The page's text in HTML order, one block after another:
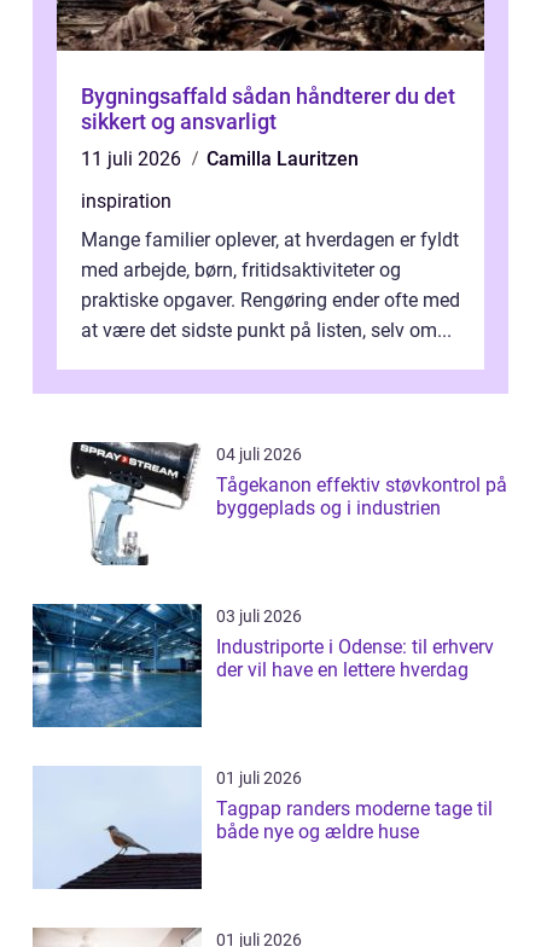
Bygningsaffald sådan håndterer du det
sikkert og ansvarligt
11 juli 2026
Camilla Lauritzen
inspiration
Mange familier oplever, at hverdagen er fyldt
med arbejde, børn, fritidsaktiviteter og
praktiske opgaver. Rengøring ender ofte med
at være det sidste punkt på listen, selv om...
04 juli 2026
Tågekanon effektiv støvkontrol på
byggeplads og i industrien
03 juli 2026
Industriporte i Odense: til erhverv
der vil have en lettere hverdag
01 juli 2026
Tagpap randers moderne tage til
både nye og ældre huse
01 juli 2026